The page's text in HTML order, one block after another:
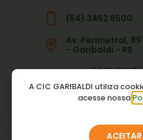
(54) 3462 8500
Av. Perimetral,
- Garibaldi - RS
A CIC GARIBALDI utiliza
acesse nossa